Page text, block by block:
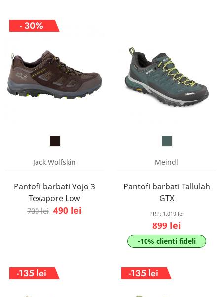
- 30%
Jack Wolfskin
Pantofi barbati Vojo 3
Texapore Low
700 lei 490 lei
Meindl
Pantofi barbati Tallulah
GTX
PRP: 1.019 lei
899 lei
-10% clienti fideli
-135 lei -135 lei
La
reducere!